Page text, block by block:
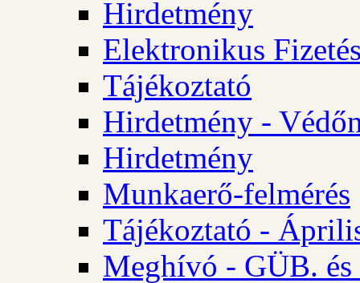
Hirdetmény
Elektronikus
Tájékoztató
Hirdetmény -
Hirdetmény
Munkaerő-felmérés
Tájékoztató -
Meghívó - GÜB.